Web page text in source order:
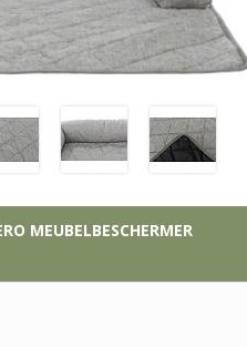
MEUBELBESCHERMER